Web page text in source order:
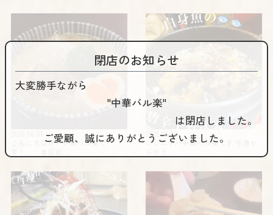
こんにちは🌞 中華バル楽で
2025.05.26
コンニチハ️️中華バル楽です 今週か
閉店のお知らせ
大変勝手ながら
"中華バル楽"
は閉店しました。
ご愛顧、誠にありがとうございました。